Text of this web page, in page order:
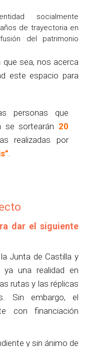
socialmente
de trayectoria en
del patrimonio
que sea, nos acerca
este espacio para
personas que
se sortearán 20
realizadas por
.
dar el siguiente
Junta de Castilla y
una realidad en
rutas y las réplicas
Sin embargo, el
con financiación
y sin ánimo de